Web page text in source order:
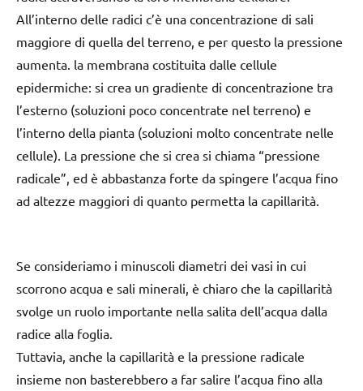
All’interno delle radici c’è una concentrazione di sali
maggiore di quella del terreno, e per questo la pressione
aumenta. la membrana costituita dalle cellule
epidermiche: si crea un gradiente di concentrazione tra
l’esterno (soluzioni poco concentrate nel terreno) e
l’interno della pianta (soluzioni molto concentrate nelle
cellule). La pressione che si crea si chiama “pressione
radicale”, ed è abbastanza forte da spingere l’acqua fino
ad altezze maggiori di quanto permetta la capillarità.
Se consideriamo i minuscoli diametri dei vasi in cui
scorrono acqua e sali minerali, è chiaro che la capillarità
svolge un ruolo importante nella salita dell’acqua dalla
radice alla foglia.
Tuttavia, anche la capillarità e la pressione radicale
insieme non basterebbero a far salire l’acqua fino alla